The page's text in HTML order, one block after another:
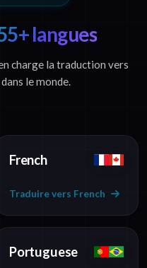
langues
charge la traduction vers
le monde.
French
Traduire vers French
Portuguese